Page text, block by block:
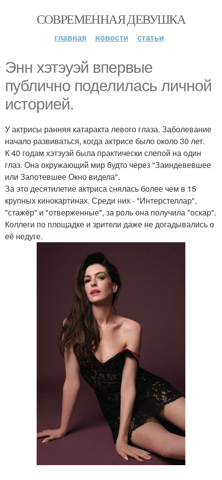
СОВРЕМЕННАЯ ДЕВУШКА
главная новости статьи
Энн хэтэуэй впервые
публично поделилась личной
историей.
У актрисы ранняя катаракта левого глаза. Заболевание
начало развиваться, когда актрисе было около 30 лет.
К 40 годам хэтэуэй была практически слепой на один
глаз. Она окружающий мир будто через "Заиндевевшее
или Запотевшее Окно видела".
За это десятилетие актриса снялась более чем в 15
крупных кинокартинах. Среди них - "Интерстеллар",
"стажёр" и "отверженные", за роль она получила "оскар".
Коллеги по площадке и зрители даже не догадывались о
её недуге.